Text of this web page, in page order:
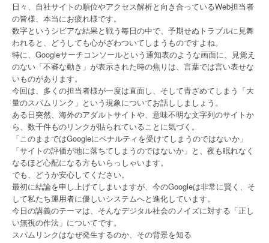
日々、自社サイトの順位やアクセス解析と向き合っているWeb担当者
の皆様、本当にお疲れ様です。
数字というシビアな結果と戦う毎日の中で、予期せぬトラブルに見舞
われると、どうしても心がざわついてしまうものですよね。
特に、Googleサーチコンソールという通知表のような画面に、見覚え
のない「不審な動き」が表示された時の焦りは、言葉では言い表せな
いものがあります。
今回は、多くの担当者様が一度は直面し、そして青ざめてしまう「大
量のスパムリンク」という現象についてお話ししましょう。
ある日突然、海外のアダルトサイトや、意味不明な文字列のサイトか
ら、数千件ものリンクが貼られていることに気づく。
「このままではGoogleにペナルティを受けてしまうのではないか」
「サイトの評価が地に落ちてしまうのではないか」と、夜も眠れなく
なるほど心配になる方もいらっしゃいます。
でも、どうか安心してください。
最初に結論を申し上げてしまいますが、今のGoogleは非常に賢く、そ
して私たち運用者に優しいシステムへと進化しています。
今日の講義のテーマは、そんなデジタル社会のノイズに対する「正し
い無視の作法」についてです。
スパムリンクはなぜ発生するのか、その背景を知る